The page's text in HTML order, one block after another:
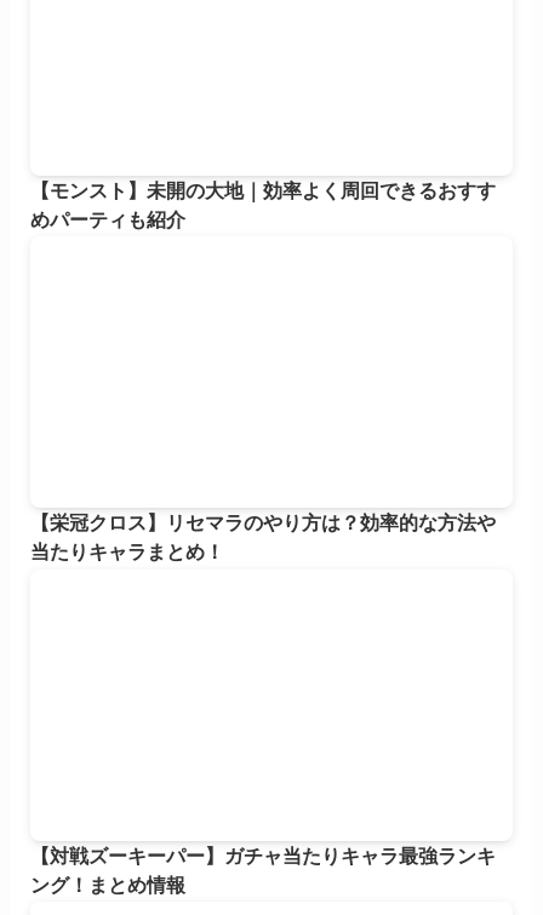
【モンスト】未開の大地｜効率よく周回できるおすす
めパーティも紹介
【栄冠クロス】リセマラのやり方は？効率的な方法や
当たりキャラまとめ！
【対戦ズーキーパー】ガチャ当たりキャラ最強ランキ
ング！まとめ情報